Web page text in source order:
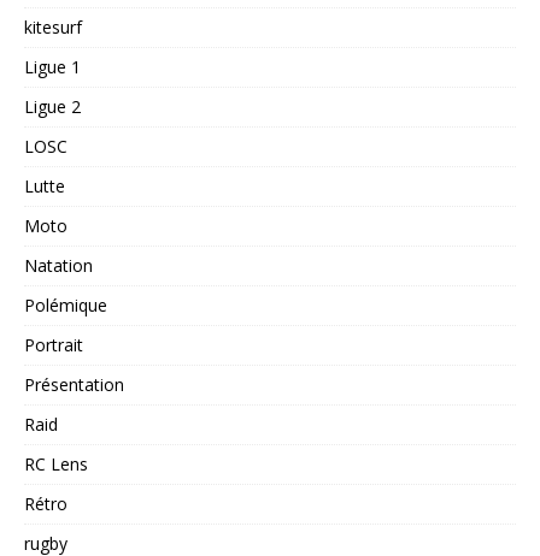
kitesurf
Ligue 1
Ligue 2
LOSC
Lutte
Moto
Natation
Polémique
Portrait
Présentation
Raid
RC Lens
Rétro
rugby